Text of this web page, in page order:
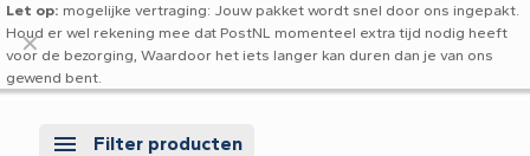
Let op: mogelijke vertraging: Jouw pakket wordt snel door ons ingepakt.
Houd er wel rekening mee dat PostNL momenteel extra tijd nodig heeft
voor de bezorging, Waardoor het iets langer kan duren dan je van ons
gewend bent.
✕
Filter producten